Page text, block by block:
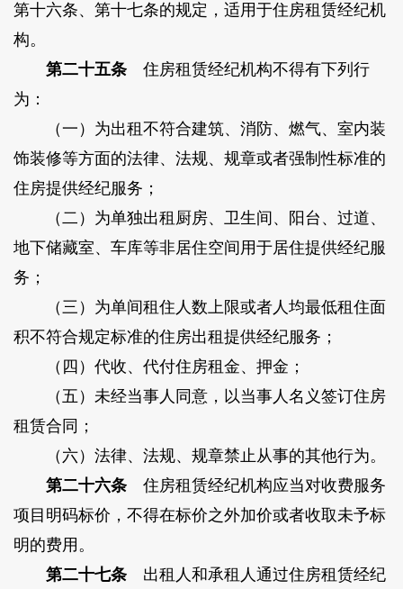
第十六条、第十七条的规定，适用于住房租赁经纪机
构。
第二十五条住房租赁经纪机构不得有下列行
为：
（一）为出租不符合建筑、消防、燃气、室内装
饰装修等方面的法律、法规、规章或者强制性标准的
住房提供经纪服务；
（二）为单独出租厨房、卫生间、阳台、过道、
地下储藏室、车库等非居住空间用于居住提供经纪服
务；
（三）为单间租住人数上限或者人均最低租住面
积不符合规定标准的住房出租提供经纪服务；
（四）代收、代付住房租金、押金；
（五）未经当事人同意，以当事人名义签订住房
租赁合同；
（六）法律、法规、规章禁止从事的其他行为。
第二十六条住房租赁经纪机构应当对收费服务
项目明码标价，不得在标价之外加价或者收取未予标
明的费用。
第二十七条出租人和承租人通过住房租赁经纪